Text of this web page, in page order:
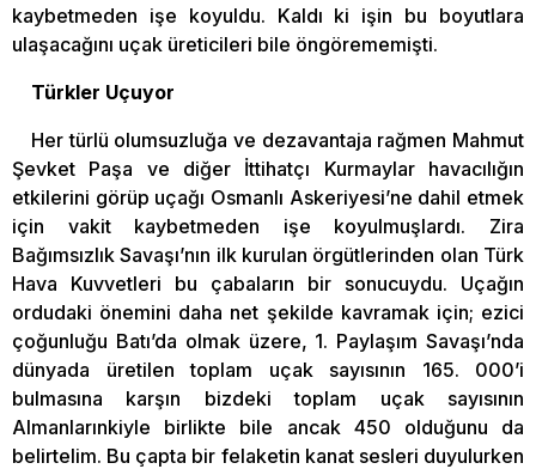
kaybetmeden işe koyuldu. Kaldı ki işin bu boyutlara
ulaşacağını uçak üreticileri bile öngörememişti.
Türkler Uçuyor
Her türlü olumsuzluğa ve dezavantaja rağmen Mahmut
Şevket Paşa ve diğer İttihatçı Kurmaylar havacılığın
etkilerini görüp uçağı Osmanlı Askeriyesi’ne dahil etmek
için vakit kaybetmeden işe koyulmuşlardı. Zira
Bağımsızlık Savaşı’nın ilk kurulan örgütlerinden olan Türk
Hava Kuvvetleri bu çabaların bir sonucuydu. Uçağın
ordudaki önemini daha net şekilde kavramak için; ezici
çoğunluğu Batı’da olmak üzere, 1. Paylaşım Savaşı’nda
dünyada üretilen toplam uçak sayısının 165. 000’i
bulmasına karşın bizdeki toplam uçak sayısının
Almanlarınkiyle birlikte bile ancak 450 olduğunu da
belirtelim. Bu çapta bir felaketin kanat sesleri duyulurken